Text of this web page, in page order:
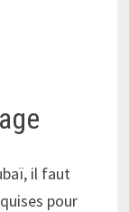
il faut
pour